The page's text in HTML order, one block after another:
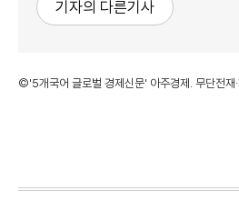
기자의 다른기사
©'5개국어 글로벌 경제신문' 아주경제. 무단전재·